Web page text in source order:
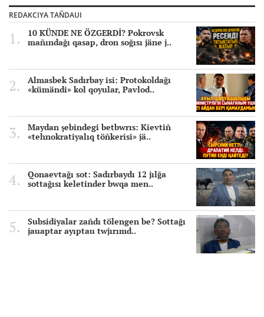
REDAKCIYA TAÑDAUI
10 KÜNDE NE ÖZGERDİ? Pokrovsk
mañındağı qasap, dron soğısı jäne j..
Almasbek Sadırbay isi: Protokoldağı
«kümändi» kol qoyular, Pavlod..
Maydan şebindegi betbwrıs: Kievtiñ
«tehnokratiyalıq töñkerisi» jä..
Qonaevtağı sot: Sadırbaydı 12 jılğa
sottağısı keletinder bwqa men..
Subsidiyalar zañdı tölengen be? Sottağı
jauaptar ayıptau twjırımd..